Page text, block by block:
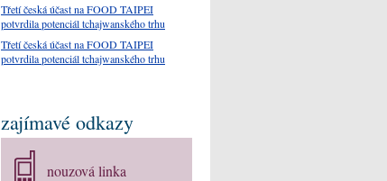
Třetí česká účast na FOOD TAIPEI
potvrdila potenciál tchajwanského trhu
Třetí česká účast na FOOD TAIPEI
potvrdila potenciál tchajwanského trhu
zajímavé odkazy
nouzová linka